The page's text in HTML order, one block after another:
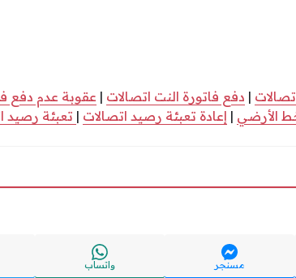
| دفع فاتورة النت اتصالات | عقوبة عدم دفع
الأرضي | إعادة تعبئة رصيد اتصالات | تعبئة رصيد
مسنجر واتساب